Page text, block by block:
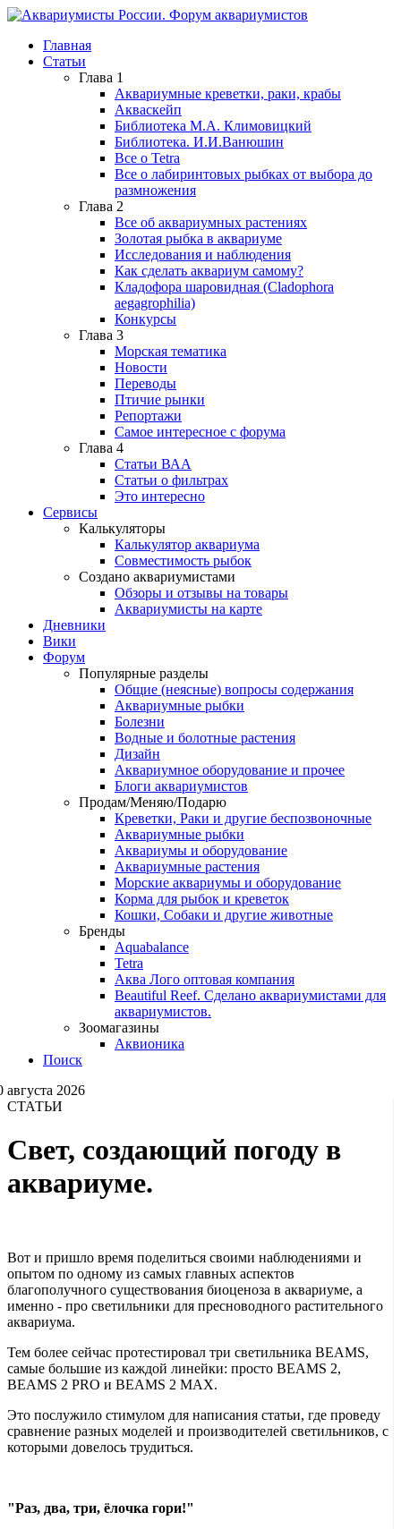
Главная
Статьи
Глава 1
Аквариумные креветки, раки, крабы
Акваскейп
Библиотека М.А. Климовицкий
Библиотека. И.И.Ванюшин
Все о Tetra
Все о лабиринтовых рыбках от выбора до
размножения
Глава 2
Все об аквариумных растениях
Золотая рыбка в аквариуме
Исследования и наблюдения
Как сделать аквариум самому?
Кладофора шаровидная (Cladophora
aegagrophilia)
Конкурсы
Глава 3
Морская тематика
Новости
Переводы
Птичие рынки
Репортажи
Самое интересное с форума
Глава 4
Статьи ВАА
Статьи о фильтрах
Это интересно
Сервисы
Калькуляторы
Калькулятор аквариума
Совместимость рыбок
Создано аквариумистами
Обзоры и отзывы на товары
Аквариумисты на карте
Дневники
Вики
Форум
Популярные разделы
Общие (неясные) вопросы содержания
Аквариумные рыбки
Болезни
Водные и болотные растения
Дизайн
Аквариумное оборудование и прочее
Блоги аквариумистов
Продам/Меняю/Подарю
Креветки, Раки и другие беспозвоночные
Аквариумные рыбки
Аквариумы и оборудование
Аквариумные растения
Морские аквариумы и оборудование
Корма для рыбок и креветок
Кошки, Собаки и другие животные
Бренды
Aquabalance
Tetra
Аква Лого оптовая компания
Beautiful Reef. Сделано аквариумистами для
аквариумистов.
Зоомагазины
Аквионика
Поиск
августа 2026
СТАТЬИ
Свет, создающий погоду в
аквариуме.
Вот и пришло время поделиться своими наблюдениями и
опытом по одному из самых главных аспектов
благополучного существования биоценоза в аквариуме, а
именно - про светильники для пресноводного растительного
аквариума.
Тем более сейчас протестировал три светильника BEAMS,
самые большие из каждой линейки: просто BEAMS 2,
BEAMS 2 PRO и BEAMS 2 MAX.
Это послужило стимулом для написания статьи, где проведу
сравнение разных моделей и производителей светильников, с
которыми довелось трудиться.
"Раз, два, три, ёлочка гори!"